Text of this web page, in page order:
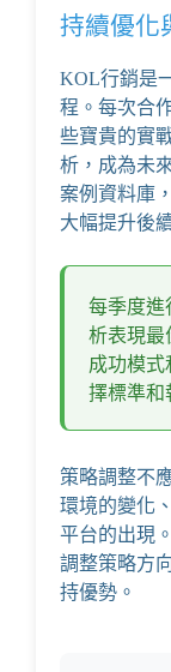
持續優化
KOL行銷是
程。每次合
些寶貴的實
析，成為未
案例資料庫
大幅提升後
每季度進
析表現最
成功模式
擇標準和
策略調整不
環境的變化
平台的出現
調整策略方
持優勢。